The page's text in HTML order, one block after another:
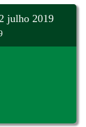
julho 2019